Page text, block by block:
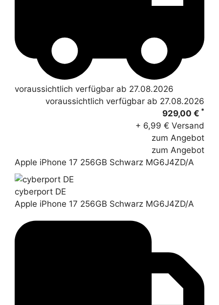
voraussichtlich verfügbar ab 27.08.2026
voraussichtlich verfügbar ab 27.08.2026
929,00 € *
+ 6,99 € Versand
zum Angebot
zum Angebot
Apple iPhone 17 256GB Schwarz MG6J4ZD/A
cyberport DE
Apple iPhone 17 256GB Schwarz MG6J4ZD/A